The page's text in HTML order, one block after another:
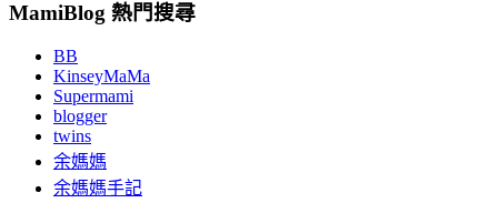
MamiBlog 熱門搜尋
BB
KinseyMaMa
Supermami
blogger
twins
余媽媽
余媽媽手記